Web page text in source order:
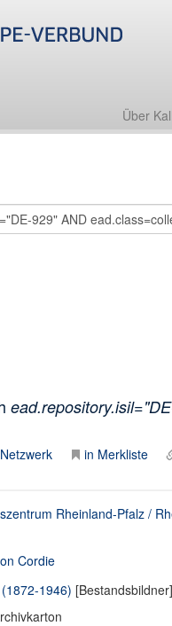
Über
in Merkliste
Rheinland-Pfalz /
Cordie
1946) [Bestandsbildner]